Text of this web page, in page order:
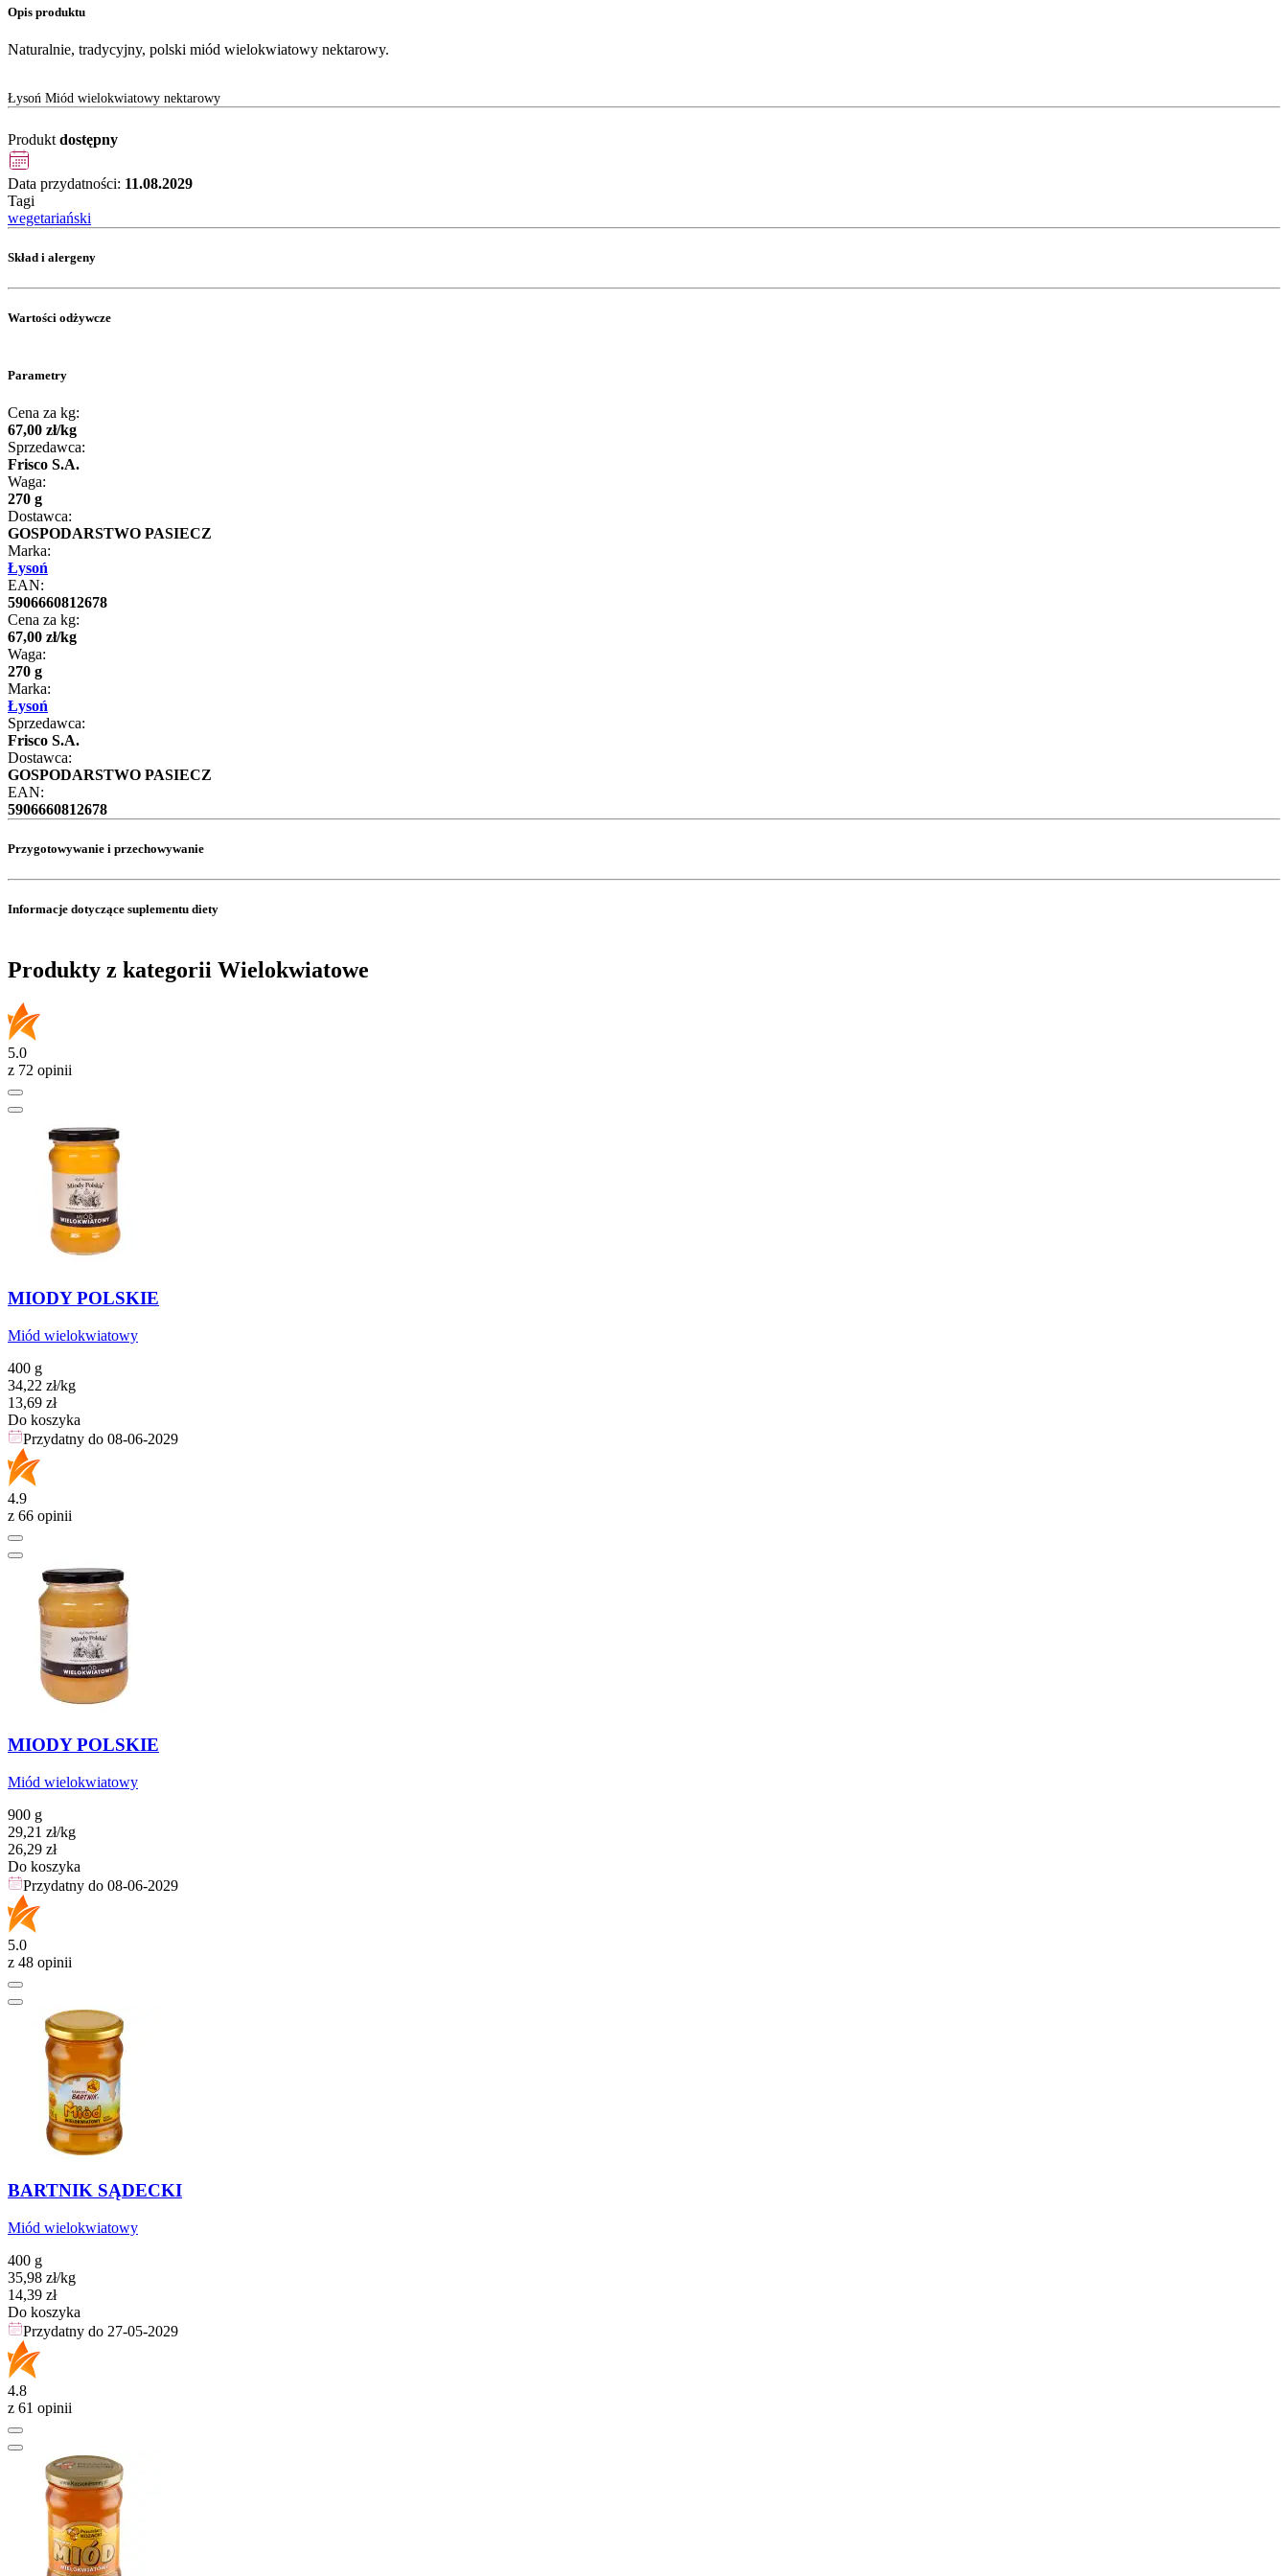
Opis produktu
Naturalnie, tradycyjny, polski miód wielokwiatowy nektarowy.
Łysoń Miód wielokwiatowy nektarowy
Produkt dostępny
Data przydatności: 11.08.2029
Tagi
wegetariański
Skład i alergeny
Wartości odżywcze
Parametry
Cena za kg:
67,00 zł/kg
Sprzedawca:
Frisco S.A.
Waga:
270 g
Dostawca:
GOSPODARSTWO PASIECZ
Marka:
Łysoń
EAN:
5906660812678
Cena za kg:
67,00 zł/kg
Waga:
270 g
Marka:
Łysoń
Sprzedawca:
Frisco S.A.
Dostawca:
GOSPODARSTWO PASIECZ
EAN:
5906660812678
Przygotowywanie i przechowywanie
Informacje dotyczące suplementu diety
Produkty z kategorii Wielokwiatowe
5.0
z 72 opinii
MIODY POLSKIE
Miód wielokwiatowy
400 g
34,22 zł/kg
Cena
13,69 zł
Do koszyka
Przydatny do 08-06-2029
4.9
z 66 opinii
MIODY POLSKIE
Miód wielokwiatowy
900 g
29,21 zł/kg
Cena
26,29 zł
Do koszyka
Przydatny do 08-06-2029
5.0
z 48 opinii
BARTNIK SĄDECKI
Miód wielokwiatowy
400 g
35,98 zł/kg
Cena
14,39 zł
Do koszyka
Przydatny do 27-05-2029
4.8
z 61 opinii